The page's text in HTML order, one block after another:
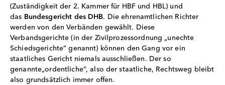
(Zuständigkeit der 2. Kammer für HBF und HBL) und
das Bundesgericht des DHB. Die ehrenamtlichen Richter
werden von den Verbänden gewählt. Diese
Verbandsgerichte (in der Zivilprozessordnung „unechte
Schiedsgerichte“ genannt) können den Gang vor ein
staatliches Gericht niemals ausschließen. Der so
genannte„ordentliche“, also der staatliche, Rechtsweg bleibt
also grundsätzlich immer offen.